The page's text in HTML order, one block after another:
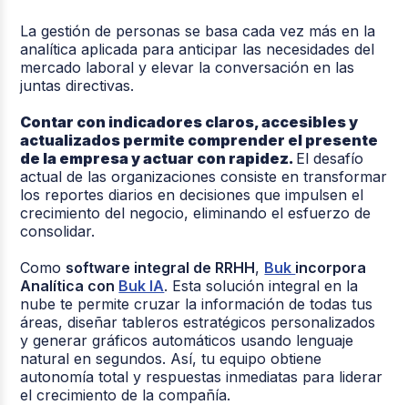
La gestión de personas se basa cada vez más en la
analítica aplicada para anticipar las necesidades del
mercado laboral y elevar la conversación en las
juntas directivas.
Contar con indicadores claros, accesibles y
actualizados permite comprender el presente
de la empresa y actuar con rapidez. El desafío
actual de las organizaciones consiste en transformar
los reportes diarios en decisiones que impulsen el
crecimiento del negocio, eliminando el esfuerzo de
consolidar.
Como software integral de RRHH, Buk incorpora
Analítica con Buk IA. Esta solución integral en la
nube te permite cruzar la información de todas tus
áreas, diseñar tableros estratégicos personalizados
y generar gráficos automáticos usando lenguaje
natural en segundos. Así, tu equipo obtiene
autonomía total y respuestas inmediatas para liderar
el crecimiento de la compañía.